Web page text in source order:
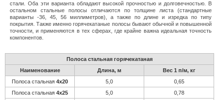
стали. Оба эти варианта обладают высокой прочностью и долговечностью. В
остальном стальные полосы отличаются по толщине листа (стандартные
варианты -36, 45, 56 миллиметров), а также по длине и изредка по типу
покрытия. Также именно горячекатаные полосы бывают обычной и повышенной
точности, и применяются в тех сферах, где крайне важна идеальная точность
компонентов.
Полоса стальная горячекатаная
Наименование
Длина, м
Вес 1 п/м, кг
Полоса стальная 4х20 5,0
0,65
Полоса стальная 4х25 5,0
0,78